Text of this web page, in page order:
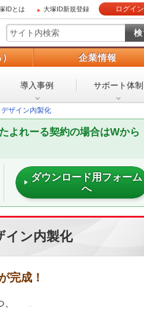
IDとは 大塚ID新規登録 ログイン
企業情報
導入事例 サポート体制
ザイン内製化
よれーる契約の場合はWから
ダウンロード用フォーム
へ
イン内製化
完成！